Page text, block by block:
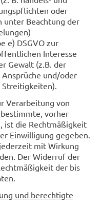
oder
unter Beachtung der
e) DSGVO zur
Interesse
Gewalt (z.B. der
und/oder
Verarbeitung von
vorher
ist die Rechtmäßigkeit
Einwilligung gegeben.
mit Wirkung
Der Widerruf der
der bis
und berechtigte